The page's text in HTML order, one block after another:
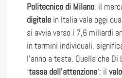
Politecnico di Milano, il
digitale in Italia vale oggi
si avvia verso i 7,6 miliardi
in termini individuali,
l’anno a testa. Quella che Di
‘tassa dell’attenzione‘: il